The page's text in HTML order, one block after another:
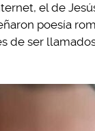
el de
poesía
de ser